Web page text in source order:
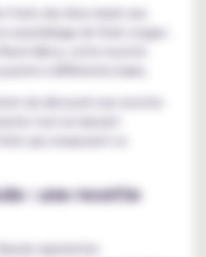
Fruits des Bois réunit une
assemblage de fruits rouges.
de découvrir une recette
qui composent ce
: une recette
reprend les